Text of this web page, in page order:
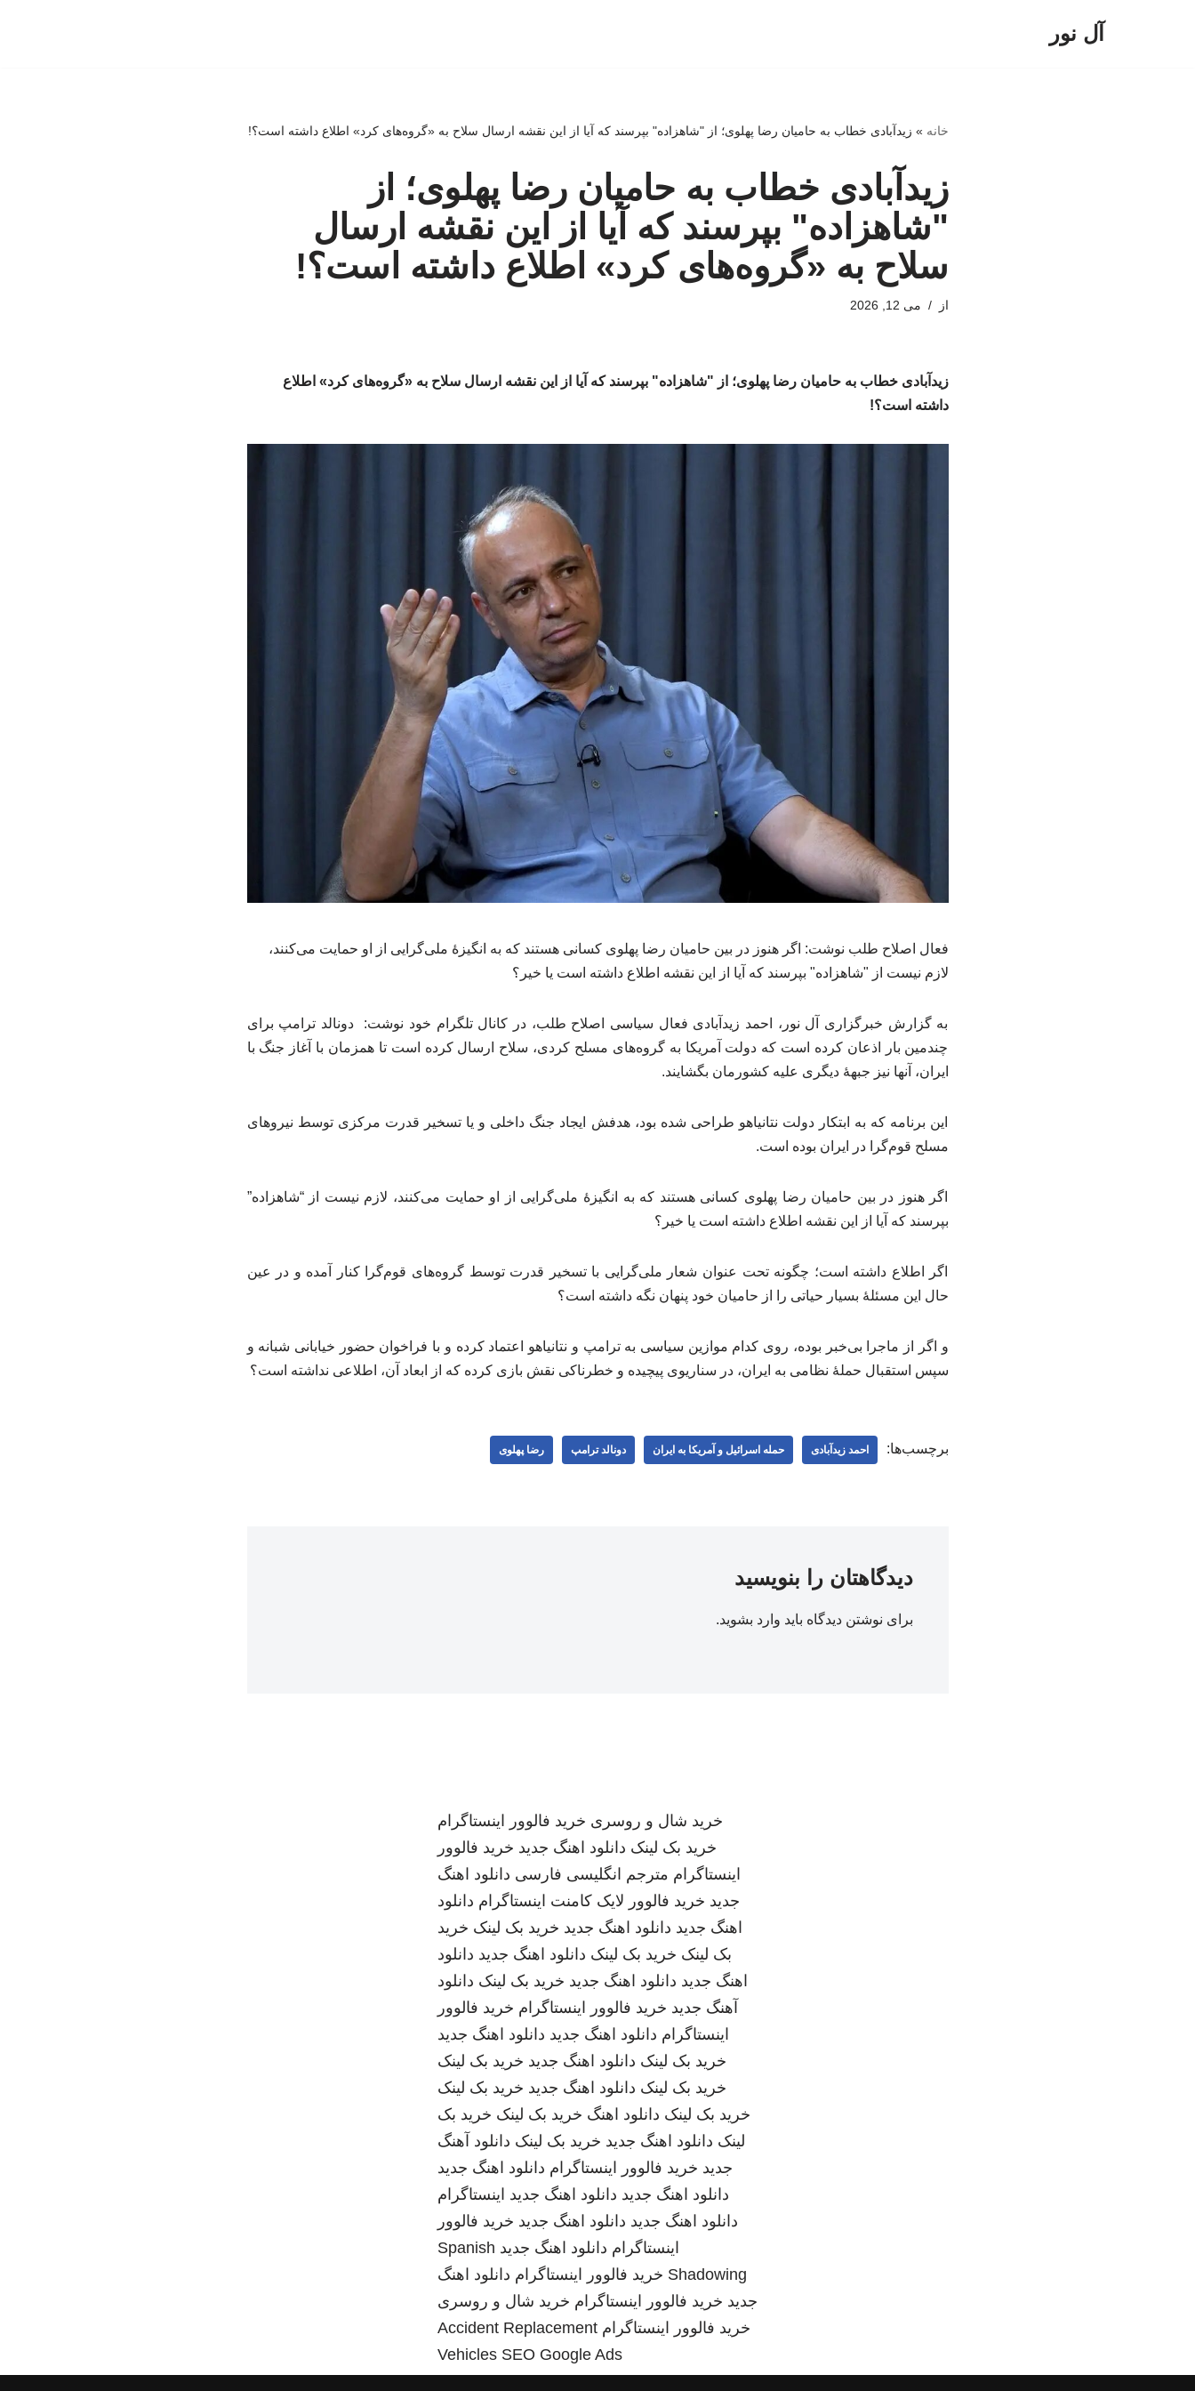
آل نور
خانه » زیدآبادی خطاب به حامیان رضا پهلوی؛ از "شاهزاده" بپرسند که آیا از این نقشه ارسال سلاح به «گروه‌های کرد» اطلاع داشته است؟!
زیدآبادی خطاب به حامیان رضا پهلوی؛ از
"شاهزاده" بپرسند که آیا از این نقشه ارسال
سلاح به «گروه‌های کرد» اطلاع داشته است؟!
از می 12, 2026
زیدآبادی خطاب به حامیان رضا پهلوی؛ از "شاهزاده" بپرسند که آیا از این نقشه ارسال سلاح به «گروه‌های کرد» اطلاع
داشته است؟!
فعال اصلاح طلب نوشت: اگر هنوز در بین حامیان رضا پهلوی کسانی هستند که به انگیزهٔ ملی‌گرایی از او حمایت می‌کنند،
لازم نیست از "شاهزاده" بپرسند که آیا از این نقشه اطلاع داشته است یا خیر؟
به گزارش خبرگزاری آل نور، احمد زیدآبادی فعال سیاسی اصلاح طلب، در کانال تلگرام خود نوشت: دونالد ترامپ برای
چندمین بار اذعان کرده است که دولت آمریکا به گروه‌های مسلح کردی، سلاح ارسال کرده است تا همزمان با آغاز جنگ با
ایران، آنها نیز جبههٔ دیگری علیه کشورمان بگشایند.
این برنامه که به ابتکار دولت نتانیاهو طراحی شده بود، هدفش ایجاد جنگ داخلی و یا تسخیر قدرت مرکزی توسط نیروهای
مسلح قوم‌گرا در ایران بوده است.
اگر هنوز در بین حامیان رضا پهلوی کسانی هستند که به انگیزهٔ ملی‌گرایی از او حمایت می‌کنند، لازم نیست از “شاهزاده”
بپرسند که آیا از این نقشه اطلاع داشته است یا خیر؟
اگر اطلاع داشته است‌؛ چگونه تحت عنوان شعار ملی‌گرایی با تسخیر قدرت توسط گروه‌های قوم‌گرا کنار آمده و در عین
حال این مسئلهٔ بسیار حیاتی را از حامیان خود پنهان نگه داشته است؟
و اگر از ماجرا بی‌خبر بوده، روی کدام موازین سیاسی به ترامپ و نتانیاهو اعتماد کرده و با فراخوان حضور خیابانی شبانه و
سپس استقبال حملهٔ نظامی به ایران، در سناریوی پیچیده و خطرناکی نقش بازی کرده که از ابعاد آن، اطلاعی نداشته است؟
برچسب‌ها: احمد زیدآبادی حمله اسرائیل و آمریکا به ایران دونالد ترامپ رضا پهلوی
دیدگاهتان را بنویسید
برای نوشتن دیدگاه باید وارد بشوید.
خرید شال و روسری خرید فالوور اینستاگرام
خرید بک لینک دانلود اهنگ جدید خرید فالوور
اینستاگرام مترجم انگلیسی فارسی دانلود اهنگ
جدید خرید فالوور لایک کامنت اینستاگرام دانلود
اهنگ جدید دانلود اهنگ جدید خرید بک لینک خرید
بک لینک خرید بک لینک دانلود اهنگ جدید دانلود
اهنگ جدید دانلود اهنگ جدید خرید بک لینک دانلود
آهنگ جدید خرید فالوور اینستاگرام خرید فالوور
اینستاگرام دانلود اهنگ جدید دانلود اهنگ جدید
خرید بک لینک دانلود اهنگ جدید خرید بک لینک
خرید بک لینک دانلود اهنگ جدید خرید بک لینک
خرید بک لینک دانلود اهنگ خرید بک لینک خرید بک
لینک دانلود اهنگ جدید خرید بک لینک دانلود آهنگ
جدید خرید فالوور اینستاگرام دانلود اهنگ جدید
دانلود اهنگ جدید دانلود اهنگ جدید اینستاگرام
دانلود اهنگ جدید دانلود اهنگ جدید خرید فالوور
اینستاگرام دانلود اهنگ جدید Spanish
Shadowing خرید فالوور اینستاگرام دانلود اهنگ
جدید خرید فالوور اینستاگرام خرید شال و روسری
خرید فالوور اینستاگرام Accident Replacement
Vehicles SEO Google Ads